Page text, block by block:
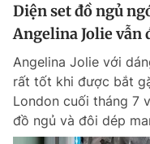
Diện set đồ ngủ
Angelina Jolie vẫn
Angelina Jolie với
rất tốt khi được bắt
London cuối tháng 7
đồ ngủ và đôi dép